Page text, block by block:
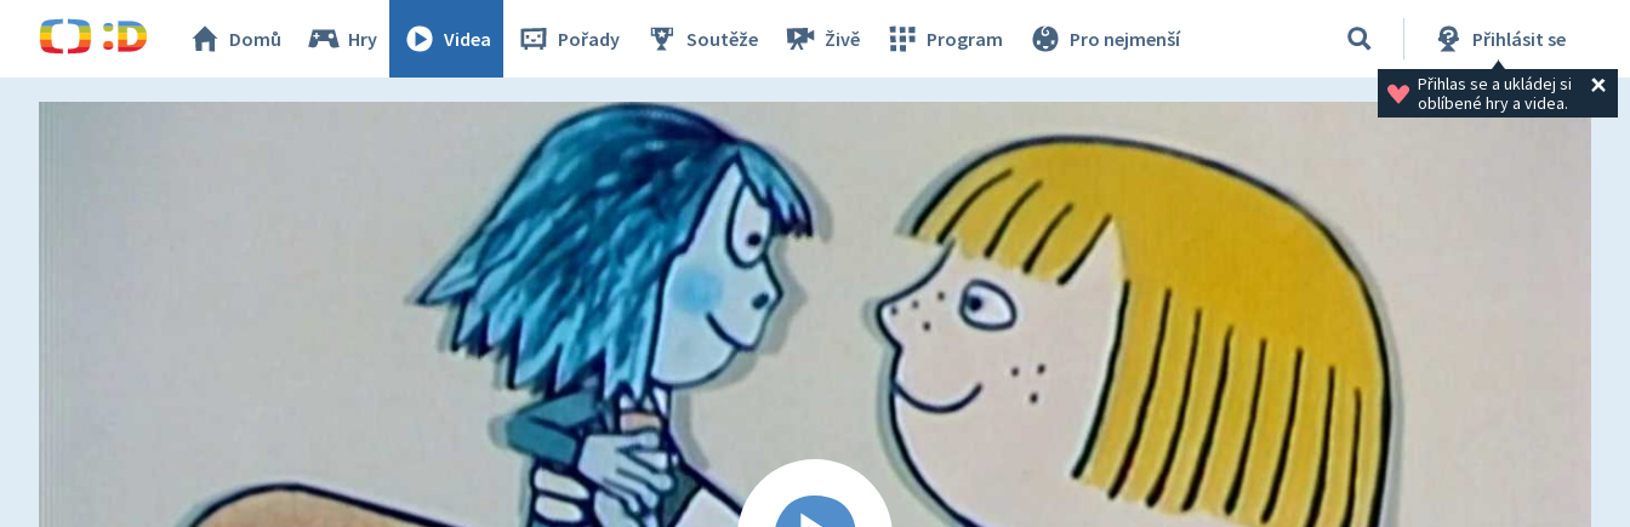
Domů Hry Videa Pořady Soutěže Živě Program Pro nejmenší Přihlásit se
Přihlas se a ukládej si
oblíbené hry a videa.